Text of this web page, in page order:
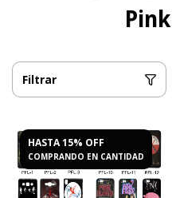
Pink
Filtrar
HASTA 15% OFF
COMPRANDO EN CANTIDAD